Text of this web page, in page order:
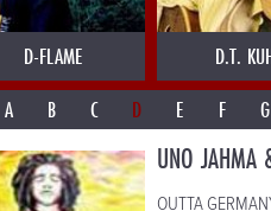
D-FLAME D.T.
A
B C D E F G
UNO JAHMA
OUTTA